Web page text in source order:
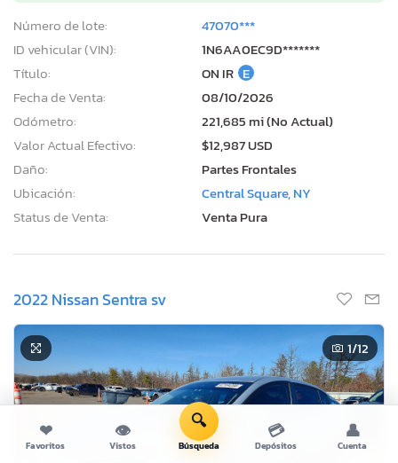
Número de lote:
47070***
ID vehicular (VIN):
1N6AA0EC9D*******
Título:
ON IR E
Fecha de Venta:
08/10/2026
Odómetro:
221,685 mi (No Actual)
Valor Actual Efectivo:
$12,987 USD
Daño:
Partes Frontales
Ubicación:
Central Square, NY
Status de Venta:
Venta Pura
2022 Nissan Sentra sv
1/12
❤
Favoritos
👁
Vistos
🔍
Búsqueda
💳
Depósitos
👤
Cuenta